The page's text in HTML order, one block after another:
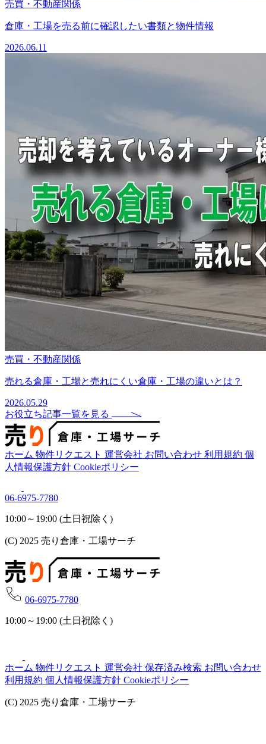
売買・不動産関係
倉庫・工場を売る前に確認したい書類と物件情報
2026.06.11
売買・不動産関係
売れる倉庫・工場と売れにくい倉庫・工場の違いとは？
2026.05.29
お役立ち記事一覧を見る
ホーム 物件リクエスト 運営会社 お問い合わせ 利用規約 個
人情報保護方針 Cookieポリシー
06-6975-7780
10:00～19:00 (土日祝除く)
(C) 2025 売り倉庫・工場サーチ
06-6975-7780
10:00～19:00 (土日祝除く)
ホーム 物件リクエスト 運営会社 保存済み検索 お問い合わせ
利用規約 個人情報保護方針 Cookieポリシー
(C) 2025 売り倉庫・工場サーチ